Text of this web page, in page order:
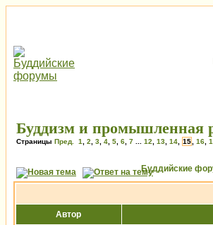
Буддизм и промышленная
Страницы Пред. 1 2 3 4 5 6 7 12 13 14 15 16
Буддийские
Автор